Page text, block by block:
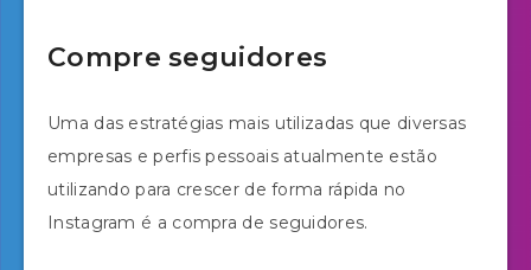
Compre seguidores
Uma das estratégias mais utilizadas que diversas
empresas e perfis pessoais atualmente estão
utilizando para crescer de forma rápida no
Instagram é a compra de seguidores.